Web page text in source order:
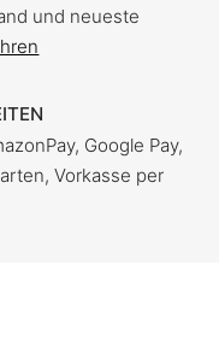
und neueste
Google Pay,
Vorkasse per